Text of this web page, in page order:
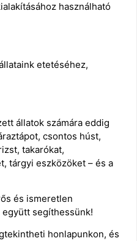
használható
etetéséhez,
állatok számára eddig
csontos húst,
takarókat,
tárgyi eszközöket – és a
és ismeretlen
segíthessünk!
honlapunkon, és